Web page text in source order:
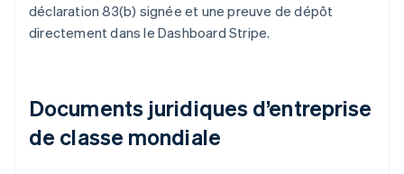
déclaration 83(b) signée et une preuve de dépôt
directement dans le Dashboard Stripe.
Documents juridiques d’entreprise
de classe mondiale